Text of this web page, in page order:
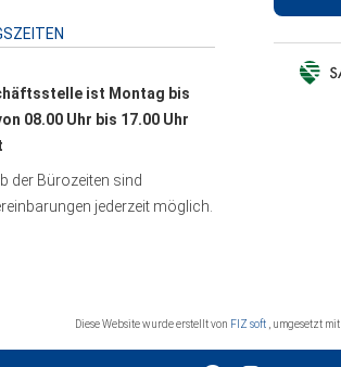
ist Montag bis
08.00 Uhr bis 17.00 Uhr
der Bürozeiten sind
jederzeit möglich.
Diese Website wurde erstellt von FIZ soft , umgesetzt mit